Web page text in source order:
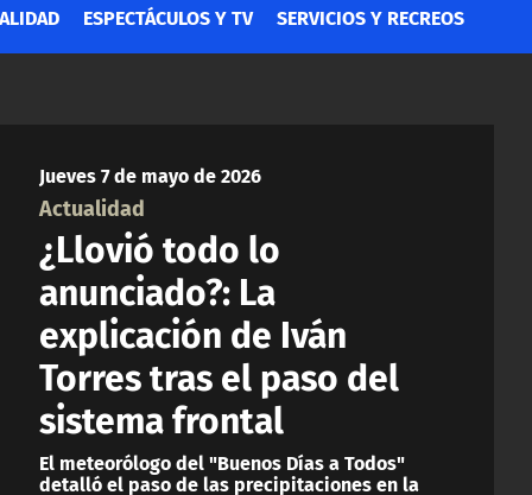
ESPECTÁCULOS Y TV SERVICIOS Y RECREOS
Jueves 7 de mayo de 2026
Actualidad
¿Llovió todo lo
anunciado?: La
explicación de Iván
Torres tras el paso del
sistema frontal
El meteorólogo del "Buenos Días a Todos"
detalló el paso de las precipitaciones en la